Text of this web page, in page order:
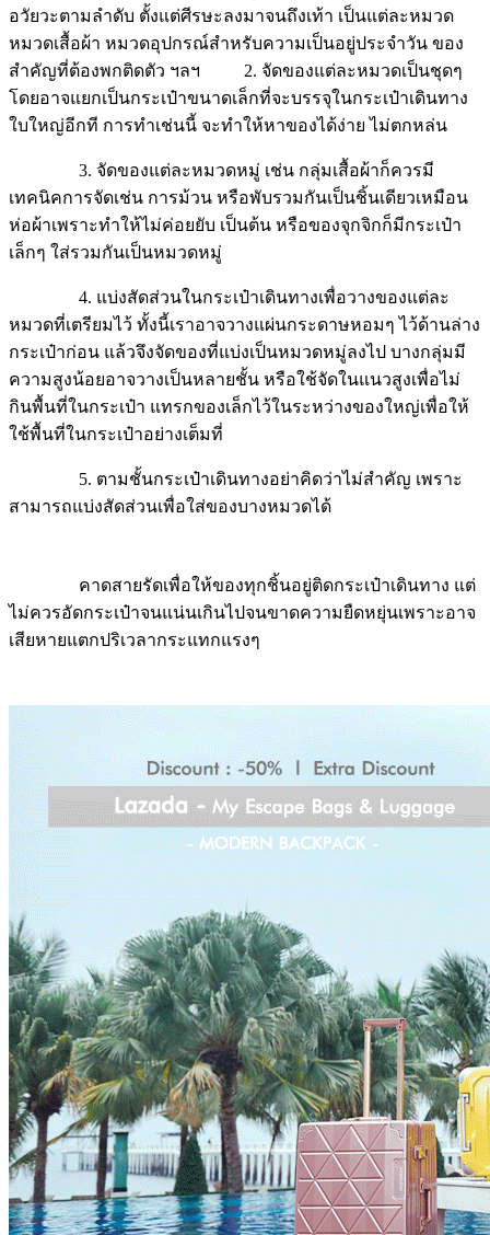
อวัยวะตามลำดับ ตั้งแต่ศีรษะลงมาจนถึงเท้า เป็นแต่ละหมวด
หมวดเสื้อผ้า หมวดอุปกรณ์สำหรับความเป็นอยู่ประจำวัน ของ
สำคัญที่ต้องพกติดตัว ฯลฯ 2. จัดของแต่ละหมวดเป็นชุดๆ
โดยอาจแยกเป็นกระเป๋าขนาดเล็กที่จะบรรจุในกระเป๋าเดินทาง
ใบใหญ่อีกที การทำเช่นนี้ จะทำให้หาของได้ง่าย ไม่ตกหล่น
3. จัดของแต่ละหมวดหมู่ เช่น กลุ่มเสื้อผ้าก็ควรมี
เทคนิคการจัดเช่น การม้วน หรือพับรวมกันเป็นชิ้นเดียวเหมือน
ห่อผ้าเพราะทำให้ไม่ค่อยยับ เป็นต้น หรือของจุกจิกก็มีกระเป๋า
เล็กๆ ใส่รวมกันเป็นหมวดหมู่
4. แบ่งสัดส่วนในกระเป๋าเดินทางเพื่อวางของแต่ละ
หมวดที่เตรียมไว้ ทั้งนี้เราอาจวางแผ่นกระดาษหอมๆ ไว้ด้านล่าง
กระเป๋าก่อน แล้วจึงจัดของที่แบ่งเป็นหมวดหมู่ลงไป บางกลุ่มมี
ความสูงน้อยอาจวางเป็นหลายชั้น หรือใช้จัดในแนวสูงเพื่อไม่
กินพื้นที่ในกระเป๋า แทรกของเล็กไว้ในระหว่างของใหญ่เพื่อให้
ใช้พื้นที่ในกระเป๋าอย่างเต็มที่
5. ตามชั้นกระเป๋าเดินทางอย่าคิดว่าไม่สำคัญ เพราะ
สามารถแบ่งสัดส่วนเพื่อใส่ของบางหมวดได้
คาดสายรัดเพื่อให้ของทุกชิ้นอยู่ติดกระเป๋าเดินทาง แต่
ไม่ควรอัดกระเป๋าจนแน่นเกินไปจนขาดความยืดหยุ่นเพราะอาจ
เสียหายแตกปริเวลากระแทกแรงๆ